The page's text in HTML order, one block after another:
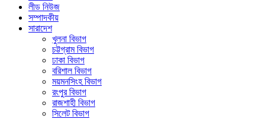
লীড নিউজ
সম্পাদকীয়
সারাদেশ
খুলনা বিভাগ
চট্টগ্রাম বিভাগ
ঢাকা বিভাগ
বরিশাল বিভাগ
ময়মনসিংহ বিভাগ
রংপুর বিভাগ
রাজশাহী বিভাগ
সিলেট বিভাগ